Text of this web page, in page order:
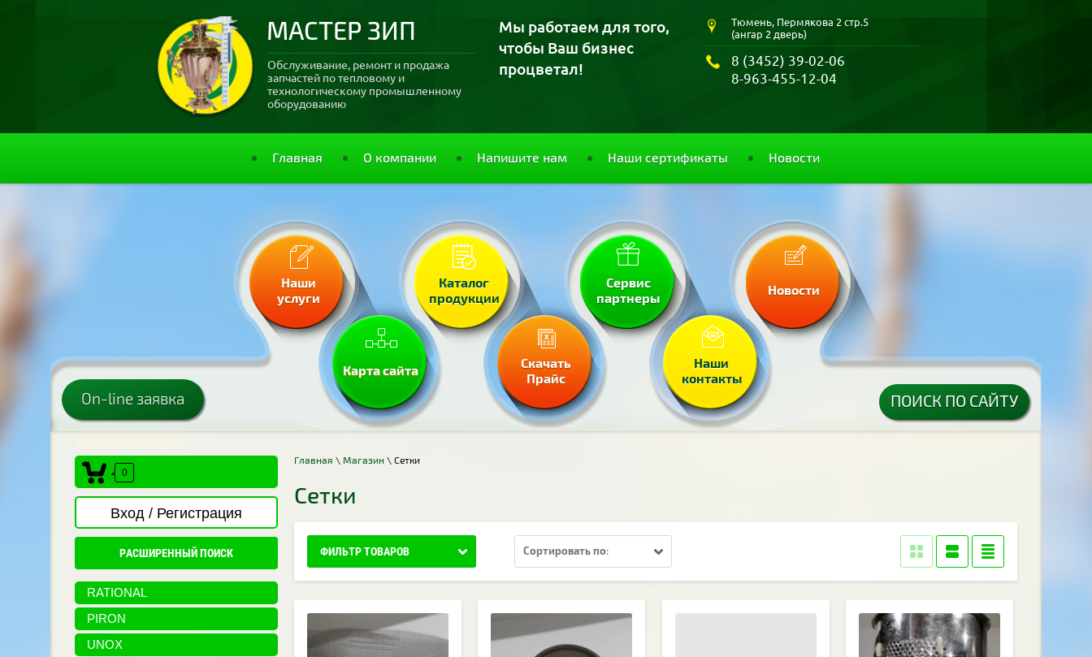
МАСТЕР ЗИП
Обслуживание, ремонт и продажа
запчастей по тепловому и
технологическому промышленному
оборудованию
Мы работаем для того,
чтобы Ваш бизнес
процветал!
Тюмень, Пермякова 2 стр.5
(ангар 2 дверь)
8 (3452) 39-02-06
8-963-455-12-04
Главная О компании Напишите нам Наши сертификаты Новости
Наши
услуги
Каталог
продукции
Сервис
партнеры
Новости
Карта сайта
Скачать
Прайс
Наши
контакты
On-line заявка ПОИСК ПО САЙТУ
0
Вход / Регистрация
РАСШИРЕННЫЙ ПОИСК
RATIONAL
PIRON
UNOX
Главная \ Магазин \ Сетки
Сетки
ФИЛЬТР ТОВАРОВ Сортировать по: